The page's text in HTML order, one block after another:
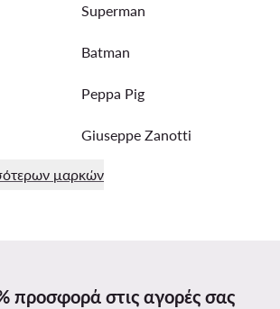
Superman
Batman
Peppa Pig
Giuseppe Zanotti
μαρκών
προσφορά στις αγορές σας